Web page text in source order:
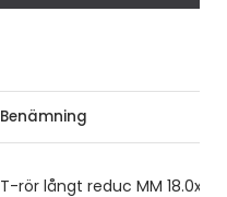
Benämning
T-rör långt reduc MM 18.0x1.0/